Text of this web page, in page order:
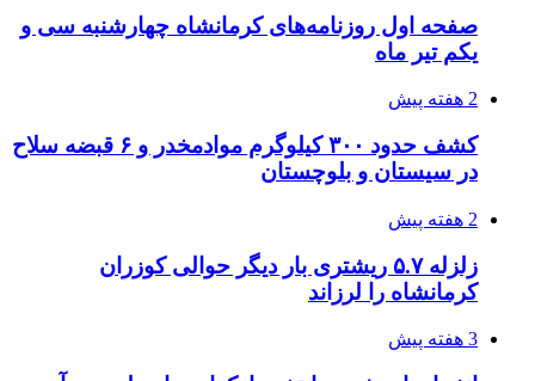
صفحه اول روزنامه‌های کرمانشاه چهارشنبه سی و
یکم تیر ماه
2 هفته پیش
کشف حدود ۳۰۰ کیلوگرم موادمخدر و ۶ قبضه سلاح
در سیستان و بلوچستان
2 هفته پیش
زلزله ۵.۷ ریشتری بار دیگر حوالی کوزران
کرمانشاه را لرزاند
3 هفته پیش